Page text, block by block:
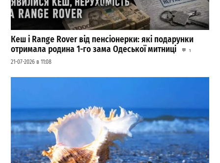
Кеш і Range Rover від пенсіонерки: які подарунки
отримала родина 1-го зама Одеської митниці
1
21-07-2026 в 11:08